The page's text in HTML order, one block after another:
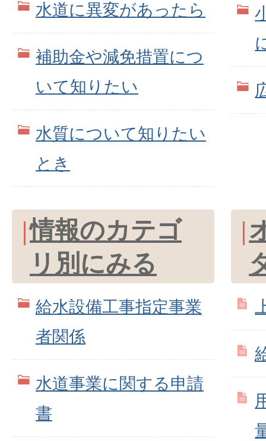
水道に異変があったら
補助金や減免措置につ
いて知りたい
水質について知りたい
とき
情報のカテゴ
リ別にみる
給水設備工事指定事業
者関係
水道事業に関する申請
書